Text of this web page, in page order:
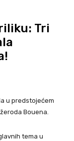
Tri
u predstojećem
Bouena.
tema u